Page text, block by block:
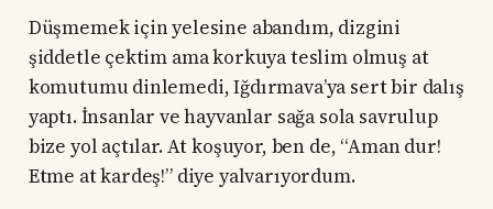
Düşmemek için yelesine abandım, dizgini
şiddetle çektim ama korkuya teslim olmuş at
komutumu dinlemedi, Iğdırmava’ya sert bir dalış
yaptı. İnsanlar ve hayvanlar sağa sola savrulup
bize yol açtılar. At koşuyor, ben de, “Aman dur!
Etme at kardeş!” diye yalvarıyordum.